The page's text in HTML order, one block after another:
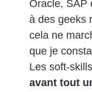
Oracle, SAP
à des geeks
cela ne
que je
Les soft-
avant tout